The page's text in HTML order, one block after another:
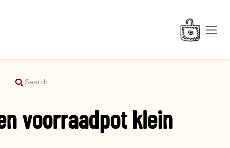
voorraadpot klein